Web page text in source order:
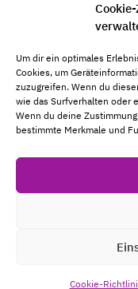
Um dir ein optimales
Cookies, um
zuzugreifen. Wenn du
wie das Surfverhalten oder
Wenn du deine
bestimmte Merkmale und
Cookie-
zurück
© 2026 Frank